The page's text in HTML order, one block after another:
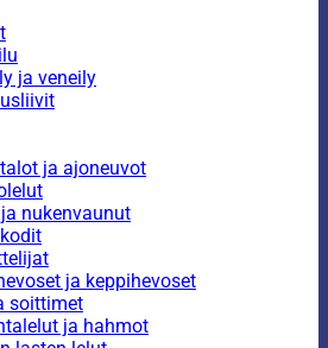
ja veneily
ja ajoneuvot
nukenvaunut
ja keppihevoset
soittimet
ja hahmot